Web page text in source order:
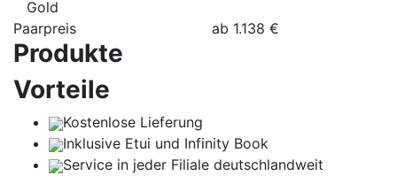
Gold
Paarpreis
ab 1.138 €
Produkte
Vorteile
Kostenlose Lieferung
Inklusive Etui und Infinity Book
Service in jeder Filiale deutschlandweit